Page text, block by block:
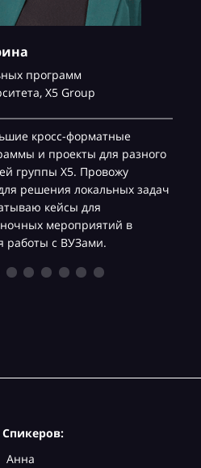
программ
Х5 Group
кросс-форматные
и проекты для разного
группы Х5. Провожу
решения локальных задач
кейсы для
мероприятий в
работы с ВУЗами.
Анна